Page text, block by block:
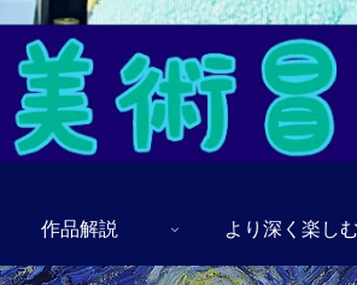
作品解説 より深く楽しむ